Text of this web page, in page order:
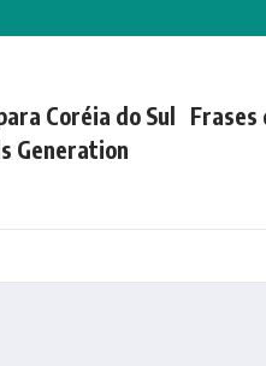
Coréia do Sul Frases
Generation